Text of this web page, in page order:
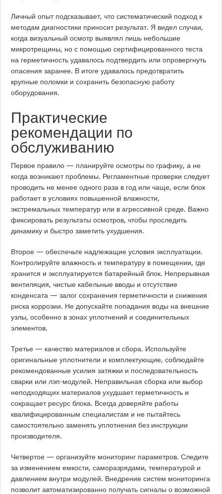
Личный опыт подсказывает, что систематический подход к
методам диагностики приносит результат. Я видел случаи,
когда визуальный осмотр выявлял лишь небольшие
микротрещины, но с помощью сертифицированного теста
на герметичность удавалось подтвердить или опровергнуть
опасения заранее. В итоге удавалось предотвратить
крупные поломки и сохранить безопасную работу
оборудования.
Практические
рекомендации по
обслуживанию
Первое правило — планируйте осмотры по графику, а не
когда возникают проблемы. Регламентные проверки следует
проводить не менее одного раза в год или чаще, если блок
работает в условиях повышенной влажности,
экстремальных температур или в агрессивной среде. Важно
фиксировать результаты осмотров, чтобы проследить
динамику и быстро заметить ухудшения.
Второе — обеспечьте надлежащие условия эксплуатации.
Контролируйте влажность и температуру в помещении, где
хранится и эксплуатируется батарейный блок. Непрерывная
вентиляция, чистые кабельные вводы и отсутствие
конденсата — залог сохранения герметичности и снижения
риска коррозии. Не допускайте попадания воды на внешние
узлы, особенно в зонах уплотнений и соединительных
элементов.
Третье — качество материалов и сбора. Используйте
оригинальные уплотнители и комплектующие, соблюдайте
рекомендованные усилия затяжки и последовательность
сварки или лэп-модулей. Неправильная сборка или выбор
неподходящих материалов ухудшает герметичность и
сокращает ресурс блока. Всегда доверяйте работы
квалифицированным специалистам и не пытайтесь
самостоятельно заменять уплотнения без инструкции
производителя.
Четвертое — организуйте мониторинг параметров. Следите
за изменением емкости, саморазрядами, температурой и
давлением внутри модулей. Внедрение систем мониторинга
позволит автоматизированно получать сигналы о возможной